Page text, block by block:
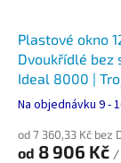
Plastové okno
Dvoukřídlé bez
Ideal 8000 |
Na objednávku 9 -
od 7 360,33 Kč bez
od 8 906 Kč /